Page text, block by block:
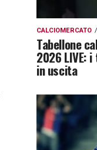
CALCIOMERCATO
Tabellone
2026 LIVE:
in uscita